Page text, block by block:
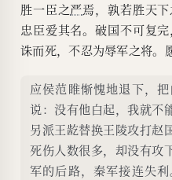
胜一臣之严焉，孰若胜天下
忠臣爱其名。破国不可复
诛而死，不忍为辱军之将。
应侯范睢惭愧地退下，
说：没有他白起，我就不
另派王龁替换王陵攻打赵
死伤人数很多，却没有攻
军的后路，秦军接连失